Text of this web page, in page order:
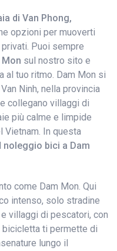
di Van Phong,
opzioni per muoverti
Puoi sempre
sul nostro sito e
al tuo ritmo. Dam Mon si
Ninh, nella provincia
collegano villaggi di
più calme e limpide
Vietnam. In questa
noleggio bici a Dam
come Dam Mon. Qui
intenso, solo stradine
villaggi di pescatori, con
bicicletta ti permette di
lungo il